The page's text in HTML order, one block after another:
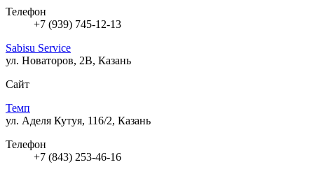
Телефон
+7 (939) 745-12-13
Sabisu Service
ул. Новаторов, 2В, Казань
Сайт
Темп
ул. Аделя Кутуя, 116/2, Казань
Телефон
+7 (843) 253-46-16